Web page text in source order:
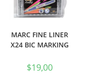
MARC FINE LINER
X24 BIC MARKING
$19,00